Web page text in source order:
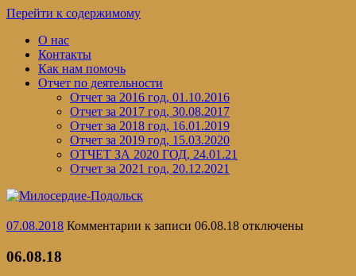
Перейти к содержимому
О нас
Контакты
Как нам помочь
Отчет по деятельности
Отчет за 2016 год, 01.10.2016
Отчет за 2017 год, 30.08.2017
Отчет за 2018 год, 16.01.2019
Отчет за 2019 год, 15.03.2020
ОТЧЕТ ЗА 2020 ГОД, 24.01.21
Отчет за 2021 год, 20.12.2021
07.08.2018 Комментарии к записи 06.08.18 отключены
06.08.18